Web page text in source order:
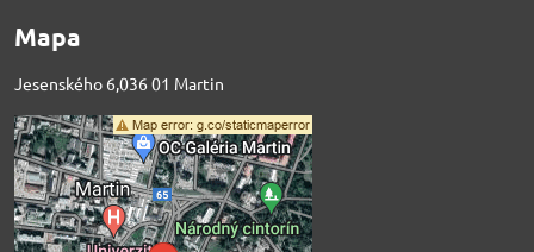
Mapa
Jesenského 6,036 01 Martin
Externý obsah je
blokovaný Voľbami
súkromia